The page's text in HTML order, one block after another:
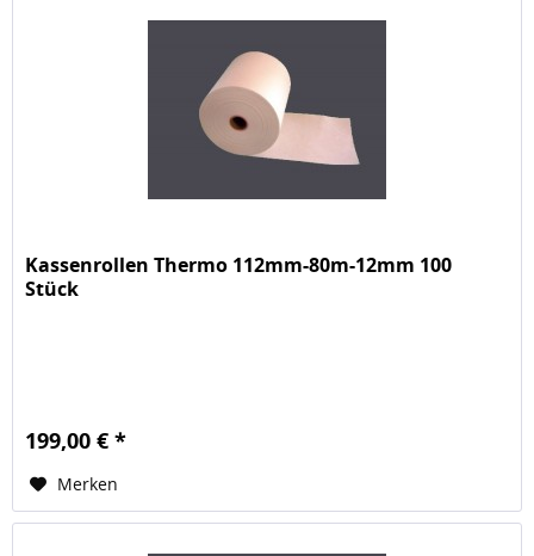
Kassenrollen Thermo 112mm-80m-12mm 100
Stück
199,00 € *
Merken